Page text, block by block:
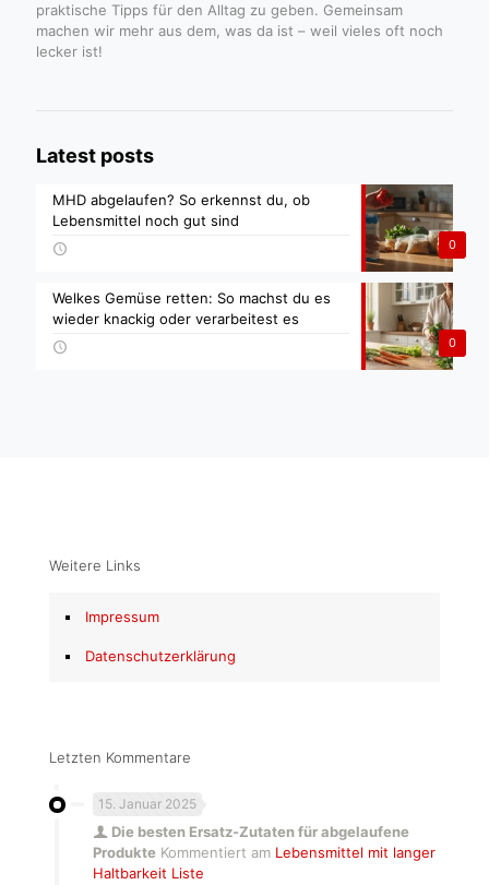
praktische Tipps für den Alltag zu geben. Gemeinsam
machen wir mehr aus dem, was da ist – weil vieles oft noch
lecker ist!
Latest posts
0
MHD abgelaufen? So erkennst du, ob
Lebensmittel noch gut sind
0
Welkes Gemüse retten: So machst du es
wieder knackig oder verarbeitest es
Weitere Links
Impressum
Datenschutzerklärung
Letzten Kommentare
15. Januar 2025
Die besten Ersatz-Zutaten für abgelaufene
Produkte Kommentiert am Lebensmittel mit langer
Haltbarkeit Liste